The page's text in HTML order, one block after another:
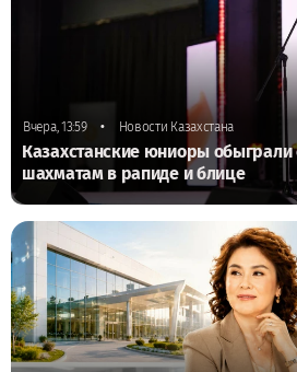
Вчера, 13:59 • Новости Казахстана
Казахстанские юниоры
шахматам в рапиде и блице